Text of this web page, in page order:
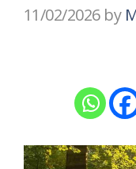
11/02/2026 by